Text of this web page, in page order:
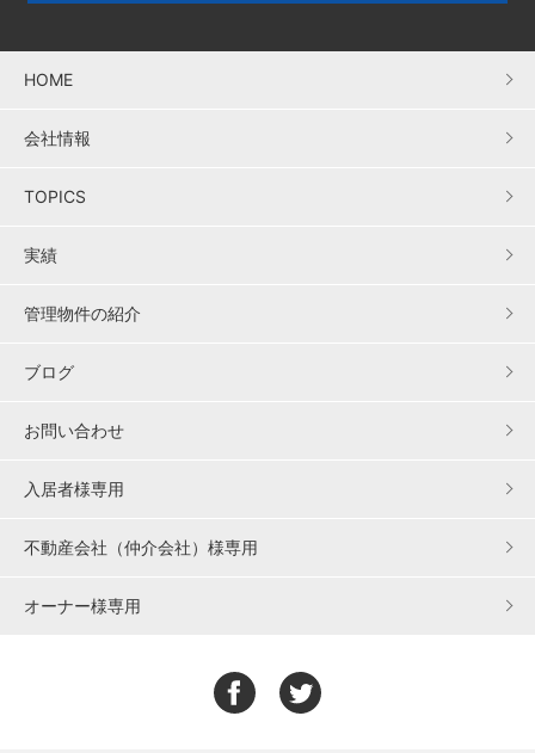
HOME
会社情報
TOPICS
実績
管理物件の紹介
ブログ
お問い合わせ
入居者様専用
不動産会社（仲介会社）様専用
オーナー様専用